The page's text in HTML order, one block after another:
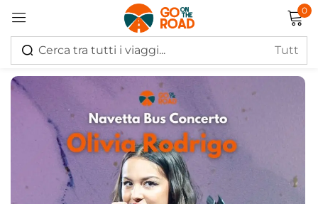
0
Accedi
Ricordati di me Hai perso la password?